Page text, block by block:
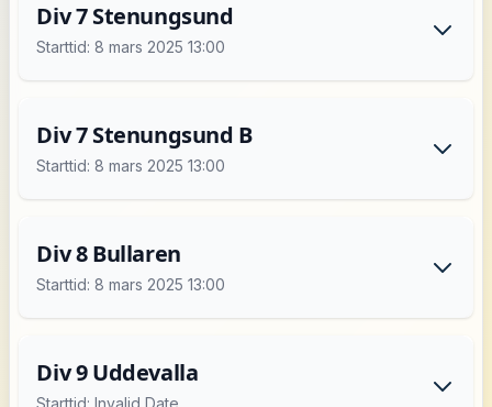
Div 7 Stenungsund
Starttid: 8 mars 2025 13:00
Div 7 Stenungsund B
Starttid: 8 mars 2025 13:00
Div 8 Bullaren
Starttid: 8 mars 2025 13:00
Div 9 Uddevalla
Starttid: Invalid Date